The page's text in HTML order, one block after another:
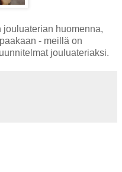
jouluaterian huomenna,
- meillä on
jouluateriaksi.